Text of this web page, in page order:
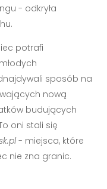
- odkryła
potrafi
sposób na
nową
budujących
oni stali się
- miejsca, które
nie zna granic.